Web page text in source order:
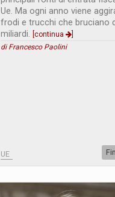
Ue. Ma ogni anno viene
frodi e trucchi che bruciano
miliardi. [continua
di Francesco Paolini
UE